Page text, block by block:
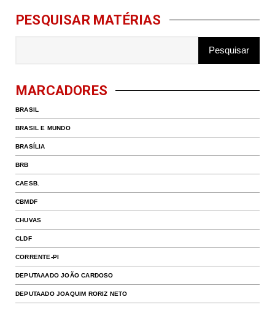
PESQUISAR MATÉRIAS
MARCADORES
BRASIL
BRASIL E MUNDO
BRASÍLIA
BRB
CAESB.
CBMDF
CHUVAS
CLDF
CORRENTE-PI
DEPUTAAADO JOÃO CARDOSO
DEPUTAADO JOAQUIM RORIZ NETO